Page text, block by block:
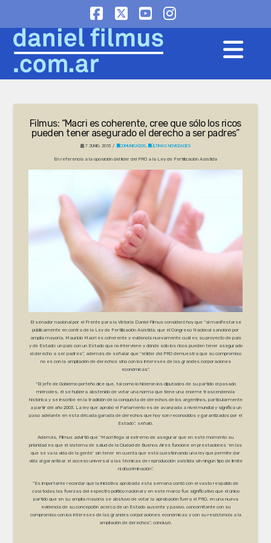
Facebook
X YouTube
Instagram
Filmus: “Macri es coherente, cree que sólo los ricos
pueden tener asegurado el derecho a ser padres”
7 JUNIO, 2013 COMUNICADOS, ÚLTIMAS NOVEDADES
En referencia a la oposición del líder del PRO a la Ley de Fertilización Asistida
El senador nacional por el Frente para la Victoria Daniel Filmus consideró hoy que “al manifestarse
públicamente en contra de la Ley de Fertilización Asistida, que el Congreso Nacional sancionó por
amplia mayoría, Mauricio Macri es coherente y evidencia nuevamente cuál es su proyecto de país
y de Estado: un país con un Estado que no interviene y dónde sólo los ricos pueden tener asegurado
el derecho a ser padres”, además de señalar que “el líder del PRO demuestra que su compromiso
no es con la ampliación de derechos sino con los intereses de las grandes corporaciones
económicas”.
“El jefe de Gobierno porteño dice que, tal como lo hicieron los diputados de su partido el pasado
miércoles, él se hubiera abstenido de votar una norma que tiene una enorme trascendencia
histórica y se inscribe en la tradición de la conquista de derechos de los argentinos, particularmente
a partir del año 2003. La ley que aprobó el Parlamento es de avanzada a nivel mundial y significa un
paso adelante en esta década ganada de derechos que hoy son reconocidos y garantizados por el
Estado”, señaló.
Además, Filmus advirtió que “Macri llega al extremo de asegurar que en este momento su
prioridad es que el sistema de salud de la Ciudad de Buenos Aires funcione en prestaciones ‘en las
que se va la vida de la gente’ sin tener en cuenta que está cuestionando una ley que permite dar
vida al garantizar el acceso universal a las técnicas de reproducción asistida sin ningún tipo de límite
ni discriminación”.
“Es importante recordar que la iniciativa aprobada esta semana contó con el vasto respaldo de
casi todas las fuerzas del espectro político nacional y en este marco fue significativo que el único
partido que en su amplia mayoría se abstuvo de votar la aprobación fuera el PRO, en una nueva
evidencia de su concepción acerca de un Estado ausente y pasivo, concomitante con su
compromiso con los intereses de las grandes corporaciones económicas y con su resistencia a la
ampliación de derechos”, concluyó.